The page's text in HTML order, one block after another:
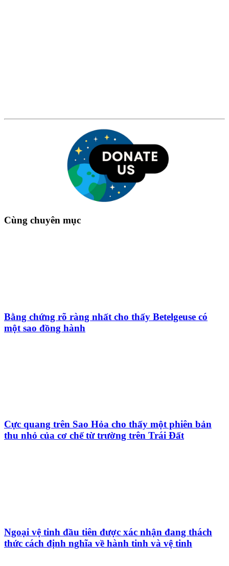
Cùng chuyên mục
Bằng chứng rõ ràng nhất cho thấy Betelgeuse có
một sao đồng hành
Cực quang trên Sao Hỏa cho thấy một phiên bản
thu nhỏ của cơ chế từ trường trên Trái Đất
Ngoại vệ tinh đầu tiên được xác nhận đang thách
thức cách định nghĩa về hành tinh và vệ tinh